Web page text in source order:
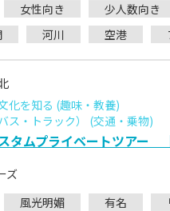
女性向き 少人数向き
河川 空港
化を知る (趣味・教養)
ス・トラック） (交通・乗物)
ムプライベートツアー 【
ズ
風光明媚 有名